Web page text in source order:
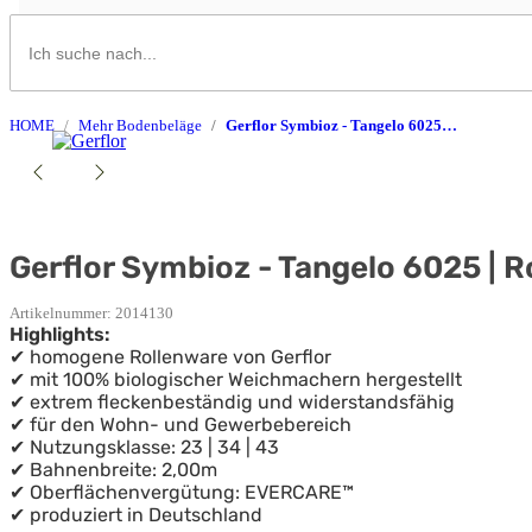
HOME Mehr Bodenbeläge Gerflor Symbioz - Tangelo 6025 | Rollenware
Gerflor Symbioz - Tangelo 6025 |
Artikelnummer: 2014130
Highlights:
✔ homogene Rollenware von Gerflor
✔ mit 100% biologischer Weichmachern hergestellt
✔ extrem fleckenbeständig und widerstandsfähig
✔ für den Wohn- und Gewerbebereich
✔ Nutzungsklasse: 23 | 34 | 43
✔ Bahnenbreite: 2,00m
✔ Oberflächenvergütung: EVERCARE™
✔ produziert in Deutschland